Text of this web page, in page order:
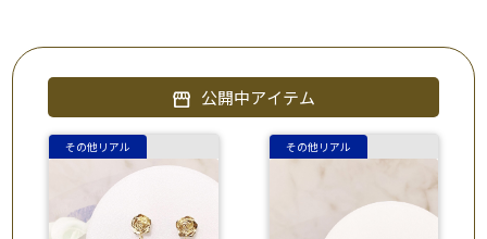
storefront 公開中アイテム
その他リアル その他リアル